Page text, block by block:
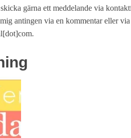
gärna ett meddelande via
antingen via en kommentar eller